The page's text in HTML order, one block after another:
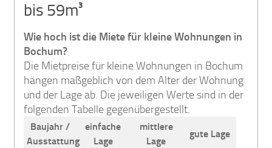
bis 59m³
Wie hoch ist die Miete für kleine Wohnungen in
Bochum?
Die Mietpreise für kleine Wohnungen in Bochum
hängen maßgeblich von dem Alter der Wohnung
und der Lage ab. Die jeweiligen Werte sind in der
folgenden Tabelle gegenübergestellt.
Baujahr /
Ausstattung
einfache
Lage
mittlere
Lage
gute Lage